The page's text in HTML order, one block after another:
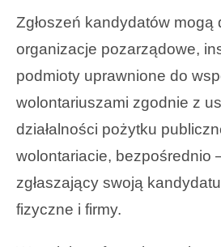
Zgłoszeń kandydatów mogą
organizacje pozarządowe,
podmioty uprawnione do
wolontariuszami zgodnie z
działalności pożytku
wolontariacie, bezpośrednio
zgłaszający swoją
fizyczne i firmy.